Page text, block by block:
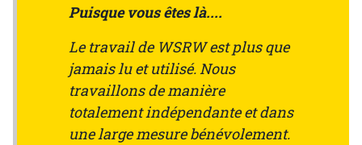
Puisque vous êtes là....
Le travail de WSRW est plus que
jamais lu et utilisé. Nous
travaillons de manière
totalement indépendante et dans
une large mesure bénévolement.